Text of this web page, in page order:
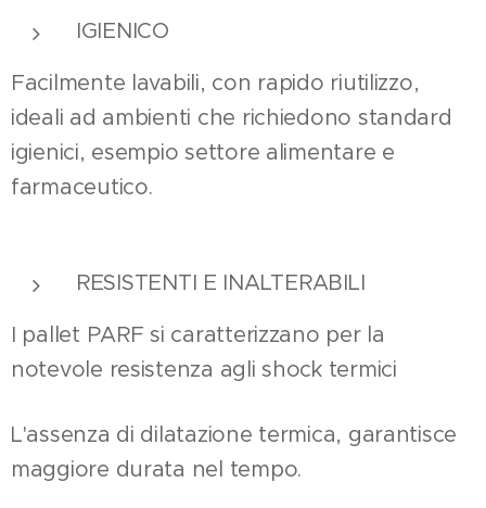
IGIENICO
Facilmente lavabili, con rapido riutilizzo,
ideali ad ambienti che richiedono standard
igienici, esempio settore alimentare e
farmaceutico.
RESISTENTI E INALTERABILI
I pallet PARF si caratterizzano per la
notevole resistenza agli shock termici
L'assenza di dilatazione termica, garantisce
maggiore durata nel tempo.